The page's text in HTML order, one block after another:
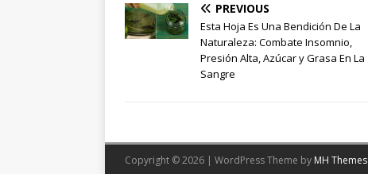
PREVIOUS
Esta Hoja Es Una Bendición De La
Naturaleza: Combate Insomnio,
Presión Alta, Azúcar y Grasa En La
Sangre
Copyright © 2026 | WordPress Theme by MH Themes